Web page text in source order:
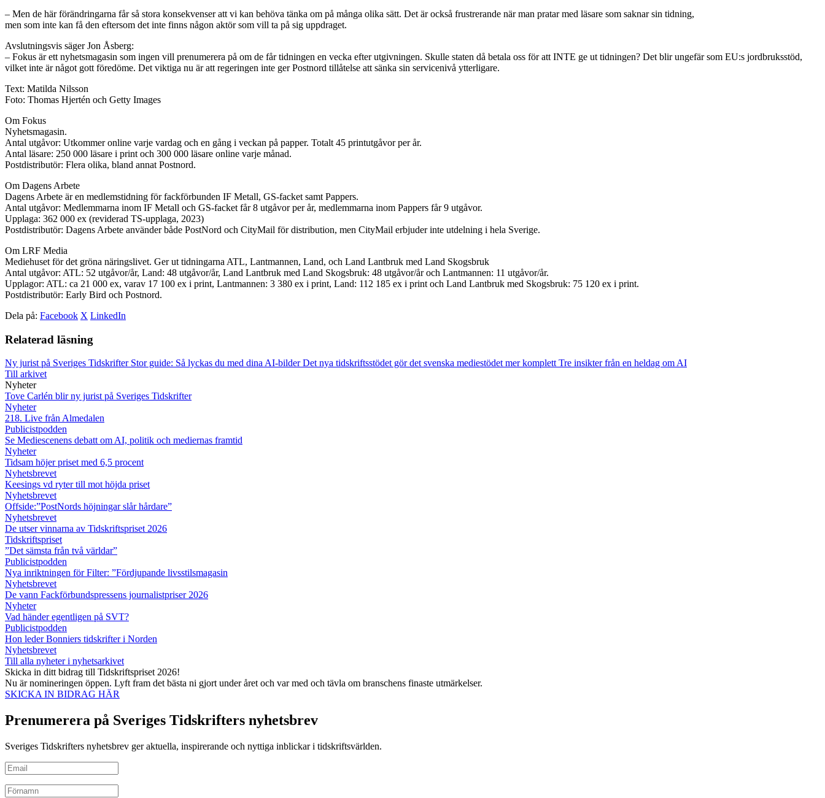
– Men de här förändringarna får så stora konsekvenser att vi kan behöva tänka om på många olika sätt. Det är också frustrerande när man pratar med läsare som saknar sin tidning,
men som inte kan få den eftersom det inte finns någon aktör som vill ta på sig uppdraget.
Avslutningsvis säger Jon Åsberg:
– Fokus är ett nyhetsmagasin som ingen vill prenumerera på om de får tidningen en vecka efter utgivningen. Skulle staten då betala oss för att INTE ge ut tidningen? Det blir ungefär som EU:s jordbruksstöd,
vilket inte är något gott föredöme. Det viktiga nu är att regeringen inte ger Postnord tillåtelse att sänka sin servicenivå ytterligare.
Text: Matilda Nilsson
Foto: Thomas Hjertén och Getty Images
Om Fokus
Nyhetsmagasin.
Antal utgåvor: Utkommer online varje vardag och en gång i veckan på papper. Totalt 45 printutgåvor per år.
Antal läsare: 250 000 läsare i print och 300 000 läsare online varje månad.
Postdistributör: Flera olika, bland annat Postnord.
Om Dagens Arbete
Dagens Arbete är en medlemstidning för fackförbunden IF Metall, GS-facket samt Pappers.
Antal utgåvor: Medlemmarna inom IF Metall och GS-facket får 8 utgåvor per år, medlemmarna inom Pappers får 9 utgåvor.
Upplaga: 362 000 ex (reviderad TS-upplaga, 2023)
Postdistributör: Dagens Arbete använder både PostNord och CityMail för distribution, men CityMail erbjuder inte utdelning i hela Sverige.
Om LRF Media
Mediehuset för det gröna näringslivet. Ger ut tidningarna ATL, Lantmannen, Land, och Land Lantbruk med Land Skogsbruk
Antal utgåvor: ATL: 52 utgåvor/år, Land: 48 utgåvor/år, Land Lantbruk med Land Skogsbruk: 48 utgåvor/år och Lantmannen: 11 utgåvor/år.
Upplagor: ATL: ca 21 000 ex, varav 17 100 ex i print, Lantmannen: 3 380 ex i print, Land: 112 185 ex i print och Land Lantbruk med Skogsbruk: 75 120 ex i print.
Postdistributör: Early Bird och Postnord.
Dela på: Facebook X LinkedIn
Relaterad läsning
Ny jurist på Sveriges Tidskrifter Stor guide: Så lyckas du med dina AI-bilderDet nya tidskriftsstödet gör det svenska mediestödet mer komplett Tre insikter från en heldag om AI
Till arkivet
Nyheter
Tove Carlén blir ny jurist på Sveriges Tidskrifter
Nyheter
218. Live från Almedalen
Publicistpodden
Se Mediescenens debatt om AI, politik och mediernas framtid
Nyheter
Tidsam höjer priset med 6,5 procent
Nyhetsbrevet
Keesings vd ryter till mot höjda priset
Nyhetsbrevet
Offside:”PostNords höjningar slår hårdare”
Nyhetsbrevet
De utser vinnarna av Tidskriftspriset 2026
Tidskriftspriset
”Det sämsta från två världar”
Publicistpodden
Nya inriktningen för Filter: ”Fördjupande livsstilsmagasin
Nyhetsbrevet
De vann Fackförbundspressens journalistpriser 2026
Nyheter
Vad händer egentligen på SVT?
Publicistpodden
Hon leder Bonniers tidskrifter i Norden
Nyhetsbrevet
Till alla nyheter i nyhetsarkivet
Skicka in ditt bidrag till Tidskriftspriset 2026!
Nu är nomineringen öppen. Lyft fram det bästa ni gjort under året och var med och tävla om branschens finaste utmärkelser.
SKICKA IN BIDRAG HÄR
Prenumerera på Sveriges Tidskrifters nyhetsbrev
Sveriges Tidskrifters nyhetsbrev ger aktuella, inspirerande och nyttiga inblickar i tidskriftsvärlden.